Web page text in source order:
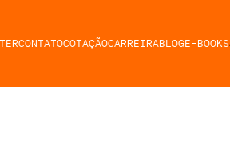
CONTATOCOTAÇÃOCARREIRABLOGE-BOOKS